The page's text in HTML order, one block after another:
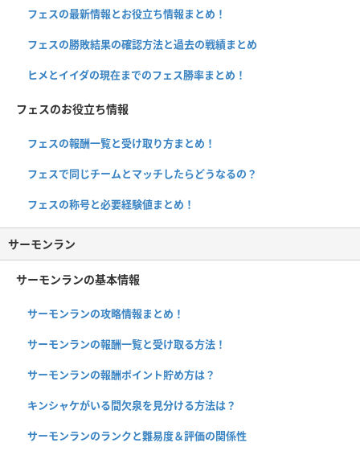
フェスの最新情報とお役立ち情報まとめ！
フェスの勝敗結果の確認方法と過去の戦績まとめ
ヒメとイイダの現在までのフェス勝率まとめ！
フェスのお役立ち情報
フェスの報酬一覧と受け取り方まとめ！
フェスで同じチームとマッチしたらどうなるの？
フェスの称号と必要経験値まとめ！
サーモンラン
サーモンランの基本情報
サーモンランの攻略情報まとめ！
サーモンランの報酬一覧と受け取る方法！
サーモンランの報酬ポイント貯め方は？
キンシャケがいる間欠泉を見分ける方法は？
サーモンランのランクと難易度＆評価の関係性